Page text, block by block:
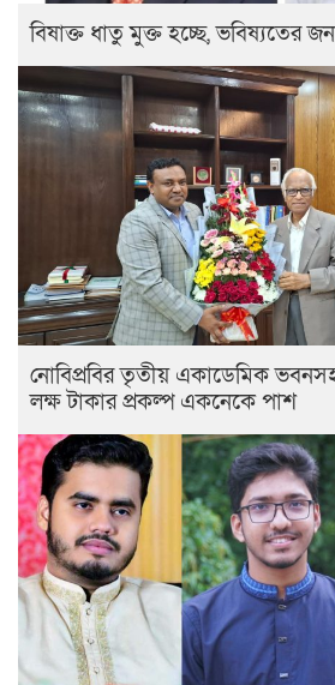
বিষাক্ত ধাতু মুক্ত হচ্ছে, ভবিষ্যতের
নোবিপ্রবির তৃতীয় একাডেমিক
লক্ষ টাকার প্রকল্প একনেকে পাশ